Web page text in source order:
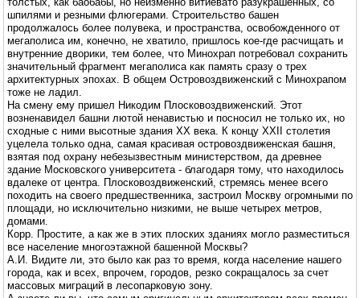
шпилями и резными флюгерами. Строительство башен
продолжалось более полувека, и пространства, освобожденного от
мегаполиса им, конечно, не хватило, пришлось кое-где расчищать и
внутренние дворики, тем более, что Минохрап потребовал сохранить
значительный фрагмент мегаполиса как память сразу о трех
архитектурных эпохах. В общем Островоздвиженский с Минохрапом
тоже не ладил.
На смену ему пришел Никодим Плосковоздвиженский. Этот
возненавидел башни лютой ненавистью и посносил не только их, но
сходные с ними высотные здания XX века. К концу XXII столетия
уцелела только одна, самая красивая островоздвиженская башня,
взятая под охрану небезызвестным министерством, да древнее
здание Московского университета - благодаря тому, что находилось
вдалеке от центра. Плосковоздвиженский, стремясь менее всего
походить на своего предшественника, застроил Москву огромными по
площади, но исключительно низкими, не выше четырех метров,
домами.
Корр. Простите, а как же в этих плоских зданиях могло разместиться
все население многоэтажной башенной Москвы?
А.И. Видите ли, это было как раз то время, когда население нашего
города, как и всех, впрочем, городов, резко сокращалось за счет
массовых миграций в лесопарковую зону.